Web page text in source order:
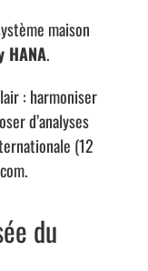
maison
HANA.
: harmoniser
d’analyses
(12
.
du